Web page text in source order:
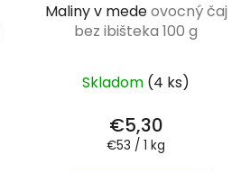
Maliny v medeovocný čaj
bez ibišteka 100 g
Skladom (4 ks)
€5,30
Jednotková
€53 / 1 kg